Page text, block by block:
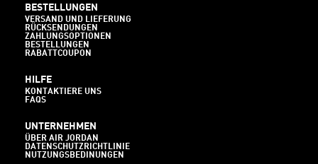
BESTELLUNGEN
VERSAND UND LIEFERUNG
RÜCKSENDUNGEN
ZAHLUNGSOPTIONEN
BESTELLUNGEN
RABATTCOUPON
HILFE
KONTAKTIERE UNS
FAQS
UNTERNEHMEN
ÜBER AIR JORDAN
DATENSCHUTZRICHTLINIE
NUTZUNGSBEDINUNGEN